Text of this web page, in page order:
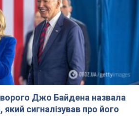
цьому належної уваги
у Карпатах
чому ведучу
пряму комунікацію в
крапки над "і"